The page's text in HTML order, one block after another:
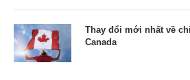
Thay đổi mới nhất về
Canada